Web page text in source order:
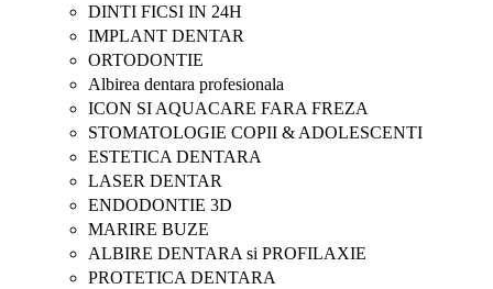
DINTI FICSI IN 24H
IMPLANT DENTAR
ORTODONTIE
Albirea dentara profesionala
ICON SI AQUACARE FARA FREZA
STOMATOLOGIE COPII & ADOLESCENTI
ESTETICA DENTARA
LASER DENTAR
ENDODONTIE 3D
MARIRE BUZE
ALBIRE DENTARA si PROFILAXIE
PROTETICA DENTARA